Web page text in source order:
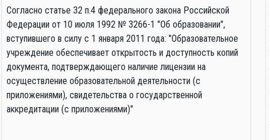
Cогласно статье 32 п.4 федерального закона Российской
Федерации от 10 июля 1992 № 3266-1 "Об образовании",
вступившего в силу с 1 января 2011 года: "Образовательное
учреждение обеспечивает открытость и доступность копий
документа, подтверждающего наличие лицензии на
осуществление образовательной деятельности (с
приложениями), свидетельства о государственной
аккредитации (с приложениями)"